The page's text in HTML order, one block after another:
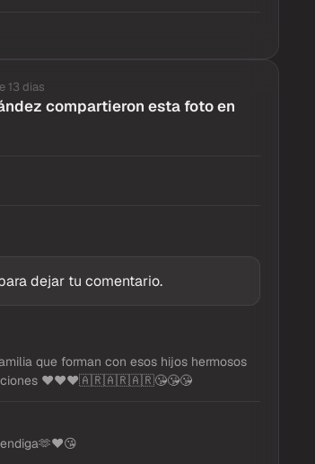
13 dias
compartieron esta foto en
dejar tu comentario.
que forman con esos hijos hermosos
♥️♥️♥️🇦🇷🇦🇷🇦🇷😘😘😘